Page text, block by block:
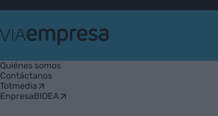
Empresa
Quiénes somos
Contáctanos
Totmedia
EnpresaBIDEA